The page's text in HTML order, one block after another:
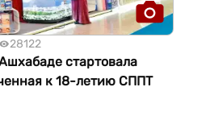
28122
стартовала
к 18-летию СППТ